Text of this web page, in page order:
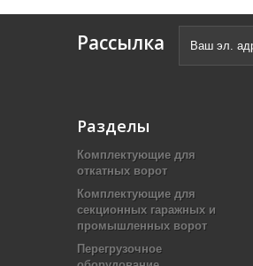
Рассылка
Разделы
Комплектующие для
откатных ворот
Комплектующие для
секционных гаражных и
промышленных ворот
Перегрузочное